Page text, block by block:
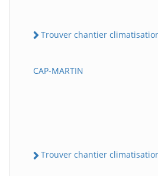
Trouver chantier climatisation
CAP-MARTIN
Trouver chantier